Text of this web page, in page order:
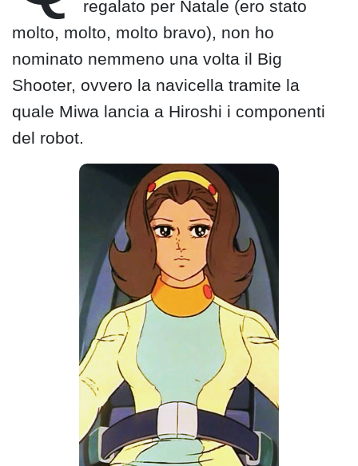
regalato per Natale (ero stato
molto, molto, molto bravo), non ho
nominato nemmeno una volta il Big
Shooter, ovvero la navicella tramite la
quale Miwa lancia a Hiroshi i componenti
del robot.